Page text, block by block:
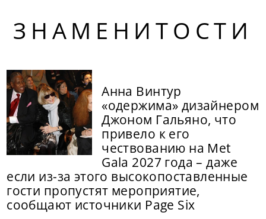
ЗНАМЕНИТОСТИ
Анна Винтур
«одержима» дизайнером
Джоном Гальяно, что
привело к его
чествованию на Met
Gala 2027 года – даже
если из-за этого высокопоставленные
гости пропустят мероприятие,
сообщают источники Page Six